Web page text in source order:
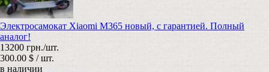
Электросамокат Xiaomi M365 новый, с гарантией. Полный
аналог!
13200 грн./шт.
300.00 $ / шт.
в наличии